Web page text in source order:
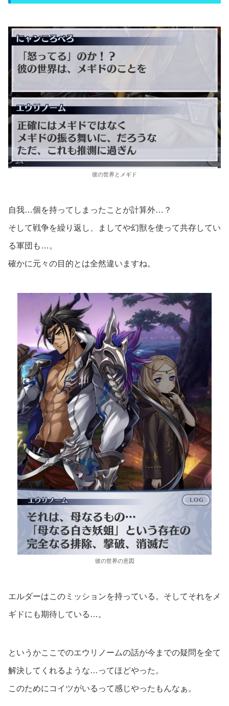
彼の世界とメギド
自我…個を持ってしまったことが計算外…？
そして戦争を繰り返し、ましてや幻獣を使って共存してい
る軍団も…。
確かに元々の目的とは全然違いますね。
彼の世界の意図
エルダーはこのミッションを持っている。そしてそれをメ
ギドにも期待している…。
というかここでのエウリノームの話が今までの疑問を全て
解決してくれるような…ってほどやった。
このためにコイツがいるって感じやったもんなぁ。